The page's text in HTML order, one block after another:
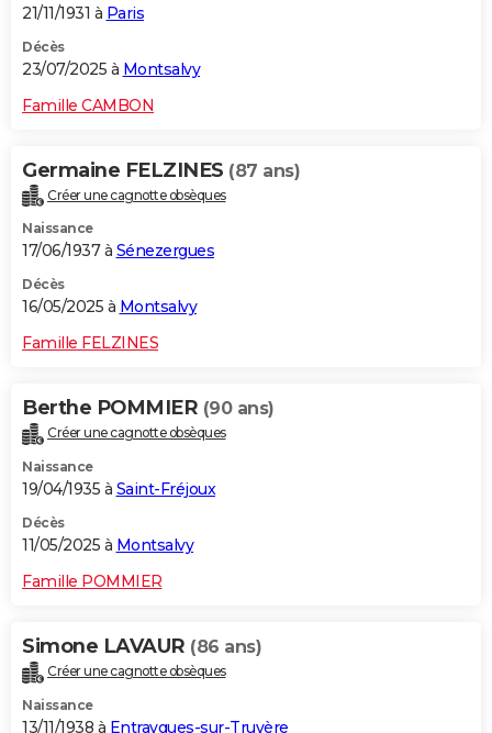
21/11/1931 à Paris
Décès
23/07/2025 à Montsalvy
Famille CAMBON
Germaine FELZINES (87 ans)
Créer une cagnotte obsèques
Naissance
17/06/1937 à Sénezergues
Décès
16/05/2025 à Montsalvy
Famille FELZINES
Berthe POMMIER (90 ans)
Créer une cagnotte obsèques
Naissance
19/04/1935 à Saint-Fréjoux
Décès
11/05/2025 à Montsalvy
Famille POMMIER
Simone LAVAUR (86 ans)
Créer une cagnotte obsèques
Naissance
13/11/1938 à Entraygues-sur-Truyère